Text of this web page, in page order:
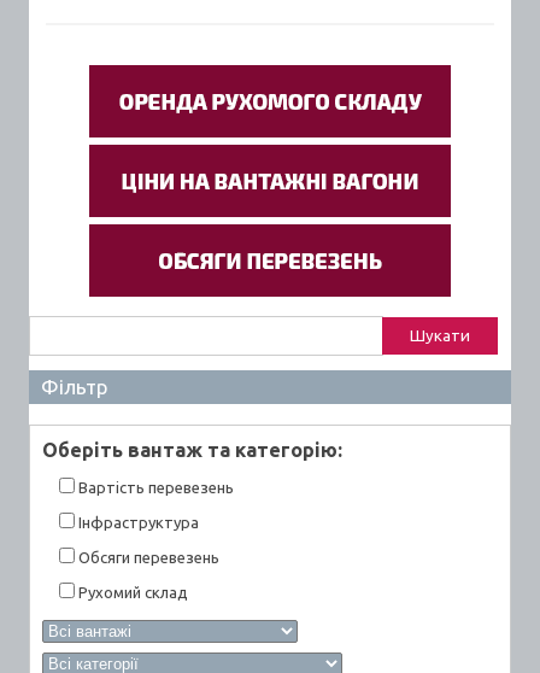
Фільтр
Оберiть вантаж та категорiю:
Вартiсть перевезень
Інфраструктура
Обсяги перевезень
Рухомий склад